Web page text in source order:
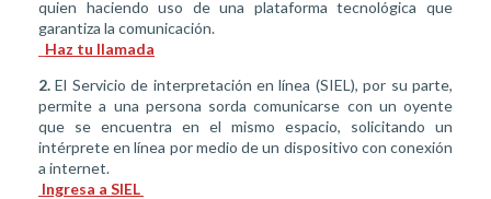
quien haciendo uso de una plataforma tecnológica que
garantiza la comunicación.
Haz tu llamada
2. El Servicio de interpretación en línea (SIEL), por su parte,
permite a una persona sorda comunicarse con un oyente
que se encuentra en el mismo espacio, solicitando un
intérprete en línea por medio de un dispositivo con conexión
a internet.
Ingresa a SIEL